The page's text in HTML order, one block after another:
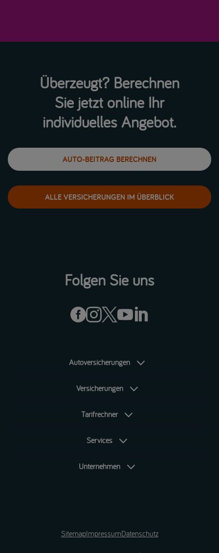
Überzeugt? Berechnen
Sie jetzt online Ihr
individuelles Angebot.
AUTO-BEITRAG BERECHNEN
ALLE VERSICHERUNGEN IM ÜBERBLICK
Folgen Sie uns

Autoversicherungen
Versicherungen
Tarifrechner
Services
Unternehmen
SitemapImpressumDatenschutz